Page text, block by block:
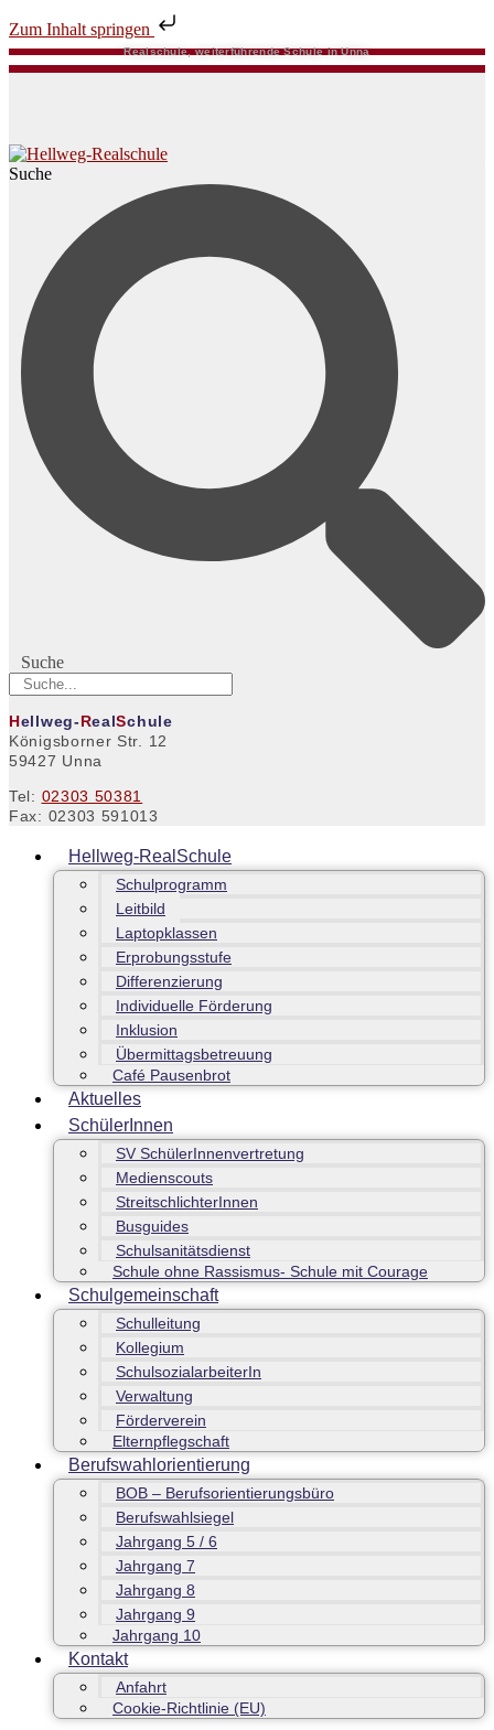
Zum Inhalt springen
Realschule, weiterführende Schule in Unna
Suche
Suche
Hellweg-RealSchule
Königsborner Str. 12
59427 Unna
Tel: 02303 50381
Fax: 02303 591013
Hellweg-RealSchule
Schulprogramm
Leitbild
Laptopklassen
Erprobungsstufe
Differenzierung
Individuelle Förderung
Inklusion
Übermittagsbetreuung
Café Pausenbrot
Aktuelles
SchülerInnen
SV SchülerInnenvertretung
Medienscouts
StreitschlichterInnen
Busguides
Schulsanitätsdienst
Schule ohne Rassismus- Schule mit Courage
Schulgemeinschaft
Schulleitung
Kollegium
SchulsozialarbeiterIn
Verwaltung
Förderverein
Elternpflegschaft
Berufswahlorientierung
BOB – Berufsorientierungsbüro
Berufswahlsiegel
Jahrgang 5 / 6
Jahrgang 7
Jahrgang 8
Jahrgang 9
Jahrgang 10
Kontakt
Anfahrt
Cookie-Richtlinie (EU)